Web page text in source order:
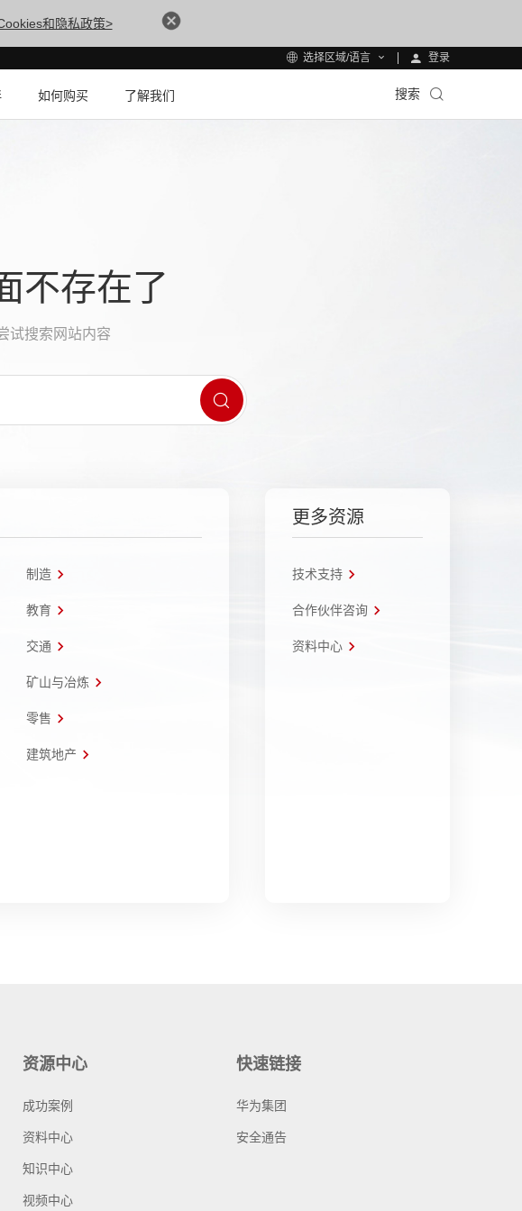
和隐私政策>
选择区域/语言 登录
如何购买 了解我们 搜索
不存在了
试搜索网站内容
制造
教育
交通
矿山与冶炼
零售
建筑地产
更多资源
技术支持
合作伙伴咨询
资料中心
资源中心
成功案例
资料中心
知识中心
视频中心
快速链接
华为集团
安全通告